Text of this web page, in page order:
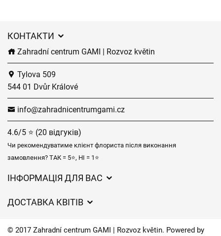
КОНТАКТИ
Zahradní centrum GAMI | Rozvoz květin
Tylova 509
544 01 Dvůr Králové
info@zahradnicentrumgami.cz
4.6/5 ⭐ (20 відгуків)
Чи рекомендуватиме клієнт флориста після виконання
замовлення? ТАК = 5⭐, НІ = 1⭐
ІНФОРМАЦІЯ ДЛЯ ВАС
Захист персональних даних
Час доставки квітів – огляд можливостей
ДОСТАВКА КВІТІВ
© 2017 Zahradní centrum GAMI | Rozvoz květin. Powered by